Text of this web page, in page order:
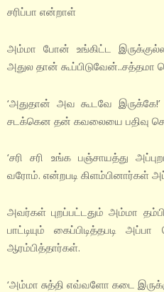
சரிப்பா என்றாள்
அம்மா போன் உங்கிட்ட
அதுல தான் கூப்பிடுவேன்..சத்தமா
‘அதுதான் அவ கூடவே
சடக்கென தன் கவலையை பதிவு
‘சரி சரி உங்க பஞ்சாயத்து
வரோம். என்றபடி கிளம்பினார்கள்
அவர்கள் புறப்பட்டதும் அம்மா
பாட்டியும் கைப்பிடித்தபடி
ஆரம்பித்தார்கள்.
‘அம்மா சுத்தி எவ்வளோ கடை